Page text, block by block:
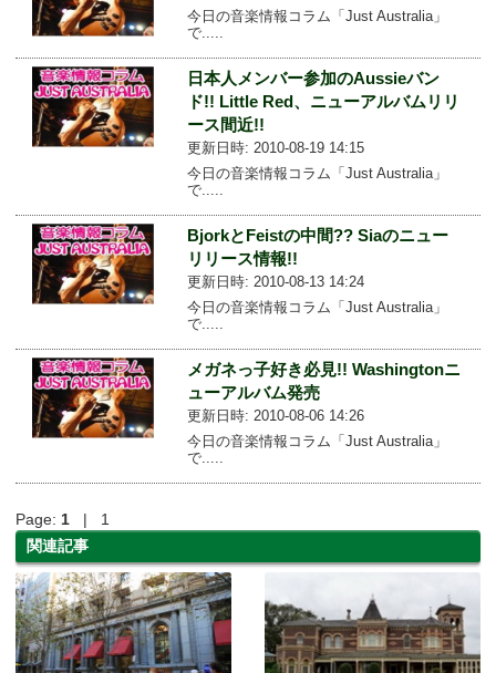
今日の音楽情報コラム「Just Australia」
で.....
日本人メンバー参加のAussieバン
ド!! Little Red、ニューアルバムリリ
ース間近!!
更新日時: 2010-08-19 14:15
今日の音楽情報コラム「Just Australia」
で.....
BjorkとFeistの中間?? Siaのニュー
リリース情報!!
更新日時: 2010-08-13 14:24
今日の音楽情報コラム「Just Australia」
で.....
メガネっ子好き必見!! Washingtonニ
ューアルバム発売
更新日時: 2010-08-06 14:26
今日の音楽情報コラム「Just Australia」
で.....
Page: 1 | 1
関連記事